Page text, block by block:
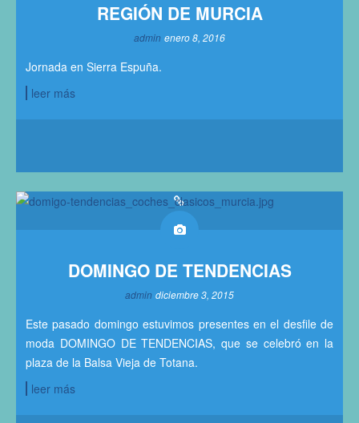
REGIÓN DE MURCIA
admin enero 8, 2016
Jornada en Sierra Espuña.
leer más
DOMINGO DE TENDENCIAS
admin diciembre 3, 2015
Este pasado domingo estuvimos presentes en el desfile de
moda DOMINGO DE TENDENCIAS, que se celebró en la
plaza de la Balsa Vieja de Totana.
leer más